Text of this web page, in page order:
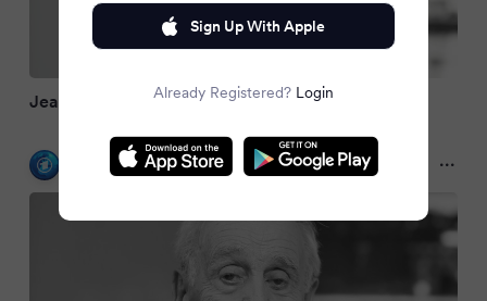
Jean Ziegler ist tot
tagesschau.de
2 months ago
Sign Up With Apple
Already Registered? Login